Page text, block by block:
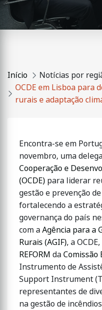
Portugal
Início
Notícias por
OCDE em Lisboa para
rurais e adaptação
Encontra-se em
novembro, uma
Cooperação e
(OCDE) para liderar
gestão e prevenção
fortalecendo a
governança do país
com aAgência para a
Rurais (AGIF), a
REFORM daComissão
Instrumento de
Support Instrument
representantes de
na gestão de